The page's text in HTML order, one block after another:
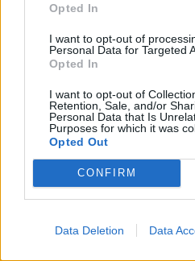
Opted In
I want to opt-out of
Personal Data for Targeted
Opted In
I want to opt-out of
Retention, Sale, and/or
Personal Data that Is
Purposes for which it was
Opted Out
CONFIRM
Data Deletion Data
Classic
Andamento FantaValore di
1
FVM attuale